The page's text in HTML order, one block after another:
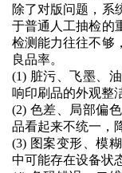
除了对版问题，系
于普通人工抽检的
检测能力往往不够
良品率。
(1) 脏污、飞墨、
响印刷品的外观整
(2) 色差、局部偏
品看起来不统一，
(3) 图案变形、模
中可能存在设备状